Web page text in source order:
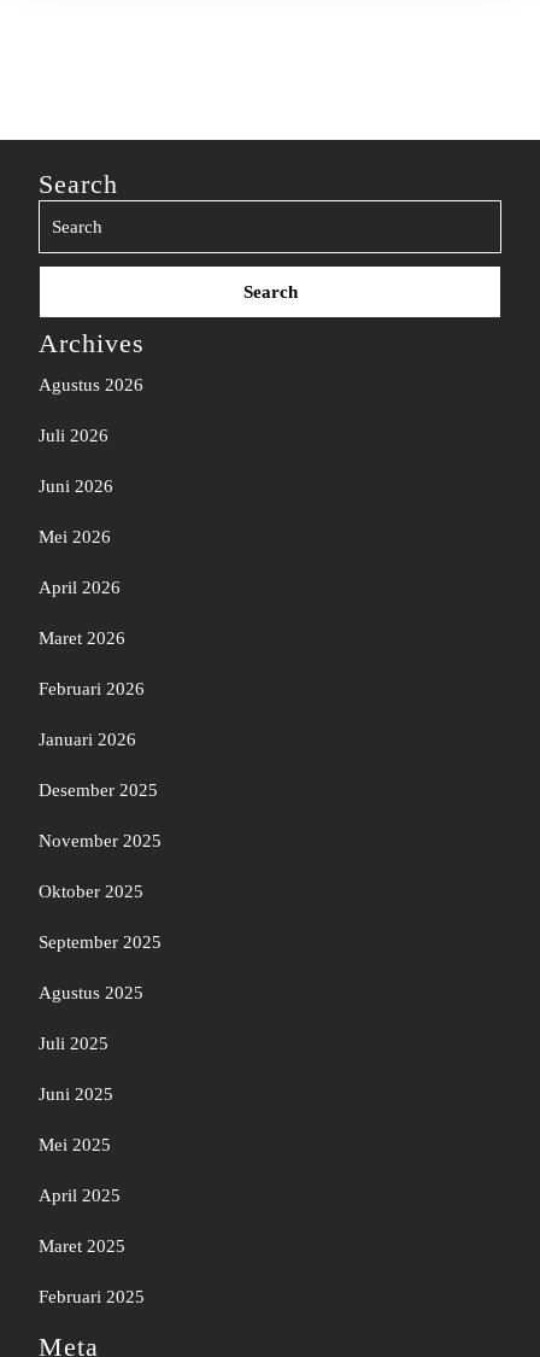
Search
Search
Archives
Agustus 2026
Juli 2026
Juni 2026
Mei 2026
April 2026
Maret 2026
Februari 2026
Januari 2026
Desember 2025
November 2025
Oktober 2025
September 2025
Agustus 2025
Juli 2025
Juni 2025
Mei 2025
April 2025
Maret 2025
Februari 2025
Meta